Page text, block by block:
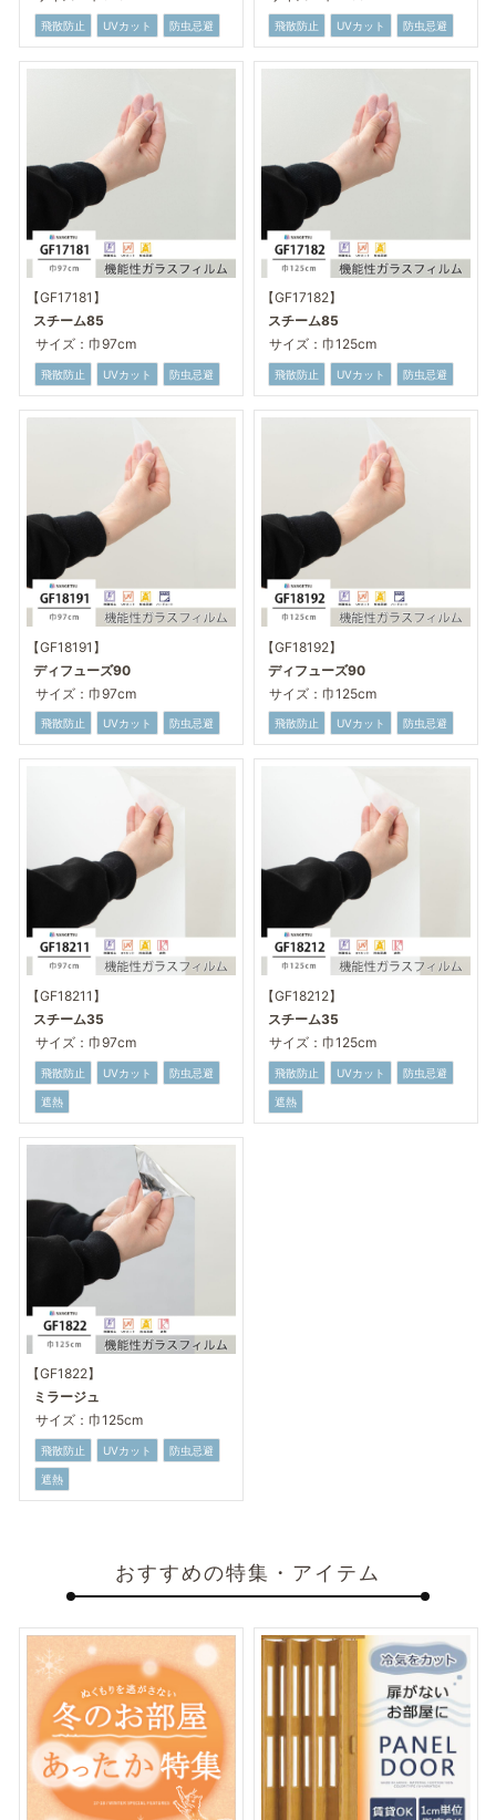
飛散防止 UVカット 防虫忌避 飛散防止 UVカット 防虫忌避
【GF17181】
スチーム85
サイズ：巾97cm
飛散防止 UVカット 防虫忌避
【GF17182】
スチーム85
サイズ：巾125cm
飛散防止 UVカット 防虫忌避
【GF18191】
ディフューズ90
サイズ：巾97cm
飛散防止 UVカット 防虫忌避
【GF18192】
ディフューズ90
サイズ：巾125cm
飛散防止 UVカット 防虫忌避
【GF18211】
スチーム35
サイズ：巾97cm
飛散防止 UVカット 防虫忌避
遮熱
【GF18212】
スチーム35
サイズ：巾125cm
飛散防止 UVカット 防虫忌避
遮熱
【GF1822】
ミラージュ
サイズ：巾125cm
飛散防止 UVカット 防虫忌避
遮熱
おすすめの特集・アイテム